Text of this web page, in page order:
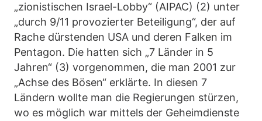
„zionistischen Israel-Lobby“ (AIPAC) (2) unter
„durch 9/11 provozierter Beteiligung“, der auf
Rache dürstenden USA und deren Falken im
Pentagon. Die hatten sich „7 Länder in 5
Jahren“ (3) vorgenommen, die man 2001 zur
„Achse des Bösen“ erklärte. In diesen 7
Ländern wollte man die Regierungen stürzen,
wo es möglich war mittels der Geheimdienste